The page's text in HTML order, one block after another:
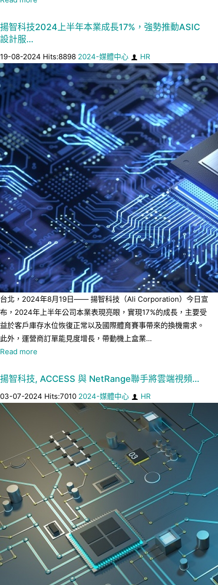
揚智科技2024上半年本業成長17%，強勢推動ASIC
設計服…
19-08-2024 Hits:8898 2024-媒體中心 HR
台北，2024年8月19日—— 揚智科技（Ali Corporation）今日宣
布，2024年上半年公司本業表現亮眼，實現17%的成長，主要受
益於客戶庫存水位恢復正常以及國際體育賽事帶來的換機需求。
此外，運營商訂單能見度增長，帶動機上盒業...
Read more
揚智科技, ACCESS 與 NetRange聯手將雲端視頻…
03-07-2024 Hits:7010 2024-媒體中心 HR